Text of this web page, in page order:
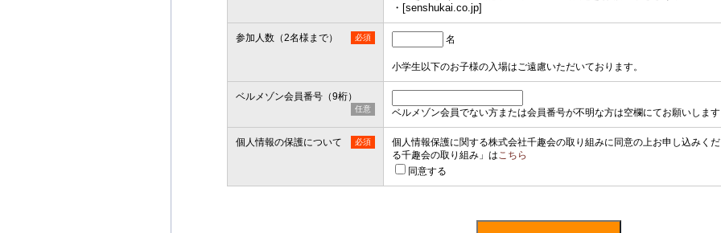
・[senshukai.co.jp]
参加人数（2名様まで） 必須 名
小学生以下のお子様の入場はご遠慮いただいております。
ベルメゾン会員番号（9桁）
任意 ベルメゾン会員でない方または会員番号が不明な方は空欄にてお願いしま
個人情報の保護について 必須
個人情報保護に関する株式会社千趣会の取り組みに同意の上お申し込みく
る千趣会の取り組み」はこちら
同意する